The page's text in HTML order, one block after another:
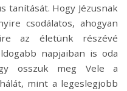
tanítását. Hogy Jézusnak
csodálatos, ahogyan
az életünk részévé
napjaiban is oda
osszuk meg Vele a
mint a legeslegjobb